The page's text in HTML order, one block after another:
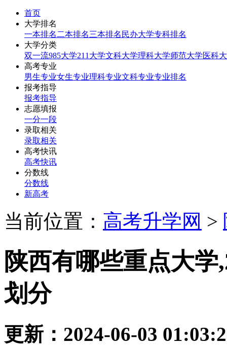
首页
大学排名
一本排名 二本排名三本排名 民办大学专科排名
大学分类
双一流985大学211大学文科大学理科大学师范大学医科
高考专业
男生专业女生专业理科专业文科专业专业排名
报考指导
报考指导
志愿填报
一分一段
录取相关
录取相关
高考快讯
高考快讯
分数线
分数线
新高考
当前位置： 高考升学网 >
陕西有哪些重点大
划分
更新：2024-06-03